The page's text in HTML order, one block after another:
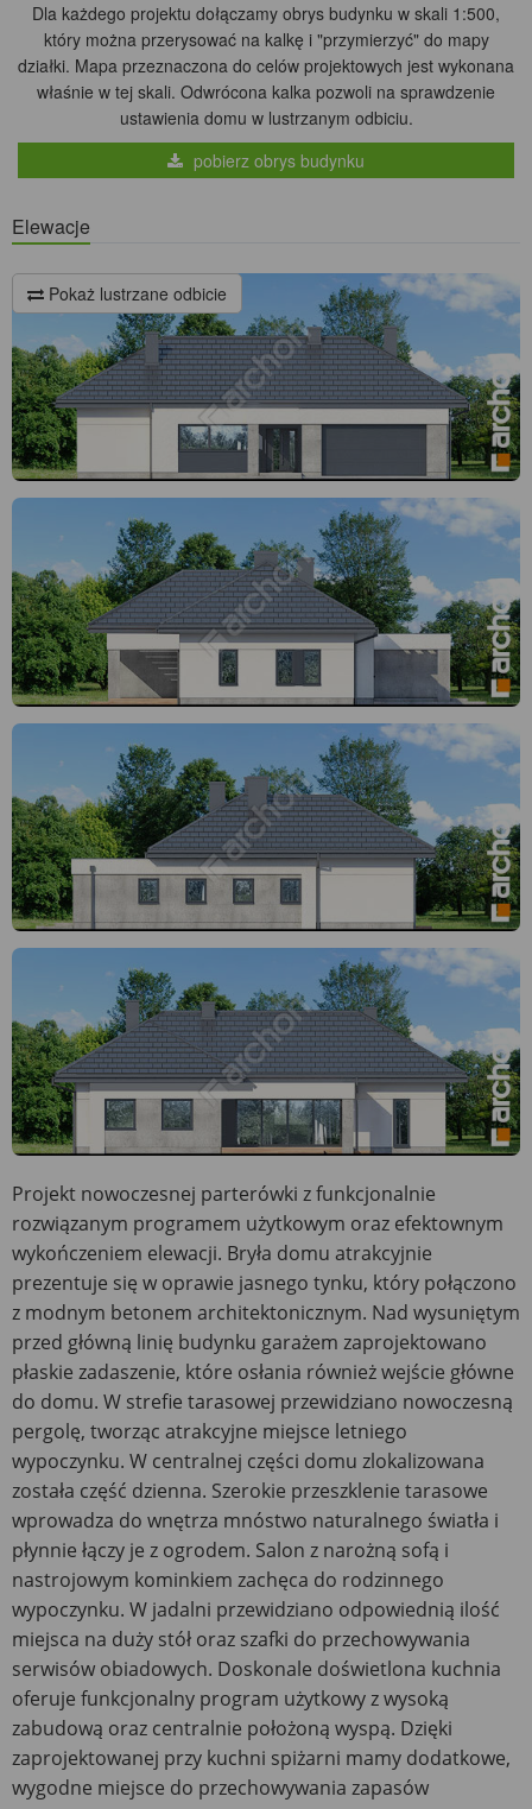
Dla każdego projektu dołączamy obrys budynku w skali 1:500,
który można przerysować na kalkę i "przymierzyć" do mapy
działki. Mapa przeznaczona do celów projektowych jest wykonana
właśnie w tej skali. Odwrócona kalka pozwoli na sprawdzenie
ustawienia domu w lustrzanym odbiciu.
pobierz obrys budynku
Elewacje
Pokaż lustrzane odbicie
Projekt nowoczesnej parterówki z funkcjonalnie
rozwiązanym programem użytkowym oraz efektownym
wykończeniem elewacji. Bryła domu atrakcyjnie
prezentuje się w oprawie jasnego tynku, który połączono
z modnym betonem architektonicznym. Nad wysuniętym
przed główną linię budynku garażem zaprojektowano
płaskie zadaszenie, które osłania również wejście główne
do domu. W strefie tarasowej przewidziano nowoczesną
pergolę, tworząc atrakcyjne miejsce letniego
wypoczynku. W centralnej części domu zlokalizowana
została część dzienna. Szerokie przeszklenie tarasowe
wprowadza do wnętrza mnóstwo naturalnego światła i
płynnie łączy je z ogrodem. Salon z narożną sofą i
nastrojowym kominkiem zachęca do rodzinnego
wypoczynku. W jadalni przewidziano odpowiednią ilość
miejsca na duży stół oraz szafki do przechowywania
serwisów obiadowych. Doskonale doświetlona kuchnia
oferuje funkcjonalny program użytkowy z wysoką
zabudową oraz centralnie położoną wyspą. Dzięki
zaprojektowanej przy kuchni spiżarni mamy dodatkowe,
wygodne miejsce do przechowywania zapasów